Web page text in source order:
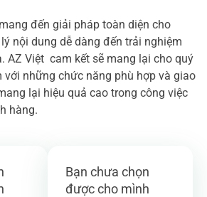
mang đến giải pháp toàn diện cho
nội dung dễ dàng đến trải nghiệm
AZ Việt cam kết sẽ mang lại cho quý
với những chức năng phù hợp và giao
lại hiệu quả cao trong công việc
hàng.
Bạn chưa chọn
được cho mình